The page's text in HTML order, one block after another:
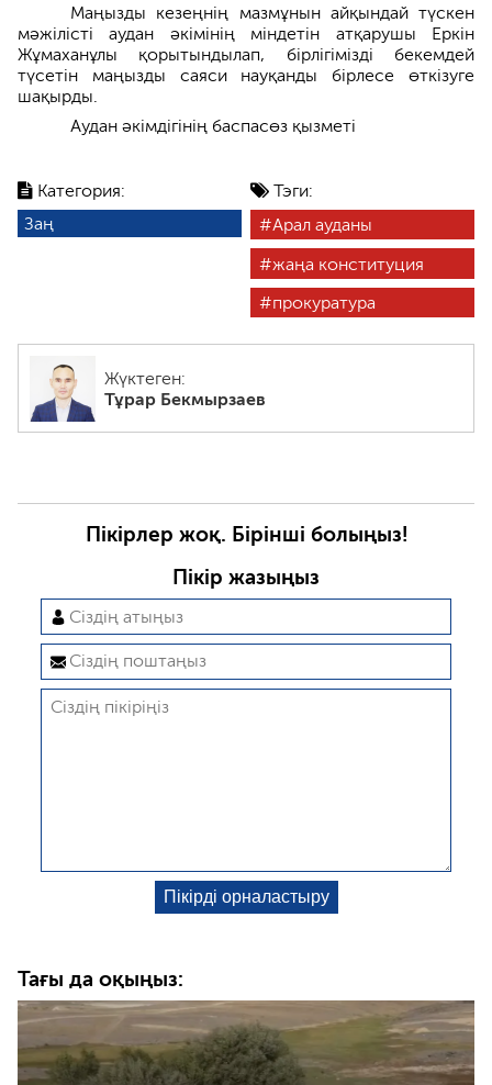
Категория:
Заң
Тэги:
Арал ауданы
жаңа конституция
прокуратура
Жүктеген:
Тұрар Бекмырзаев
Маңызды кезеңнің мазмұнын айқындай түскен
мәжілісті аудан әкімінің міндетін атқарушы Еркін
Жұмаханұлы қорытындылап, бірлігімізді бекемдей
түсетін маңызды саяси науқанды бірлесе өткізуге
шақырды.
Аудан әкімдігінің баспасөз қызметі
Пікірлер жоқ. Бірінші болыңыз!
Пікір жазыңыз
Тағы да оқыңыз: